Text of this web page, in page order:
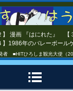
】 漫画 『はにれた』 【
1986年のバレーボール
者 ■HITひろしま観光大使（